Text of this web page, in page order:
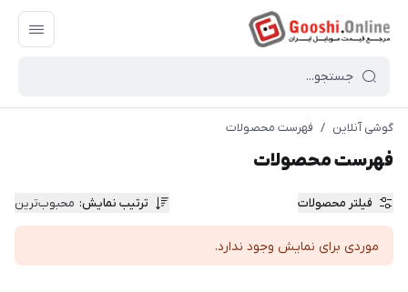
گوشی آنلاین / فهرست محصولات
فهرست محصولات
فیلتر محصولات ترتیب نمایش: محبوب‌ترین
موردی برای نمایش وجود ندارد.